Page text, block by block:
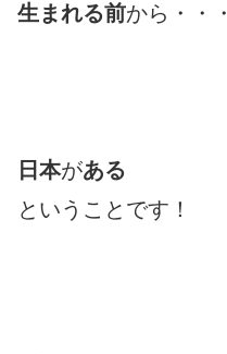
生まれる前から・・・
日本がある
ということです！